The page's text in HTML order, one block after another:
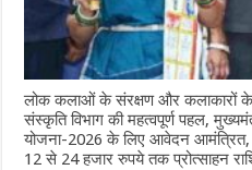
लोक कलाओं के संरक्षण और कलाकारों
संस्कृति विभाग की महत्वपूर्ण पहल,
योजना-2026 के लिए आवेदन आमंत्रित,
12 से 24 हजार रुपये तक प्रोत्साहन